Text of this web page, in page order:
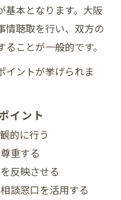
管理職が得る効果
応の実践ポイント
基本となります。大阪
情聴取を行い、双方の
ことが一般的です。
イントが挙げられま
イント
的に行う
重する
反映させる
談窓口を活用する